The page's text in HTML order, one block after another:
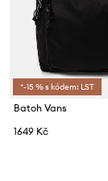
*-15 % s kódem: LST
Batoh Vans
1649 Kč